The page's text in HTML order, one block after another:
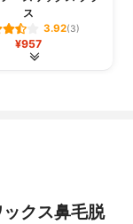
ス
3.92(3)
¥957
クス鼻毛脱